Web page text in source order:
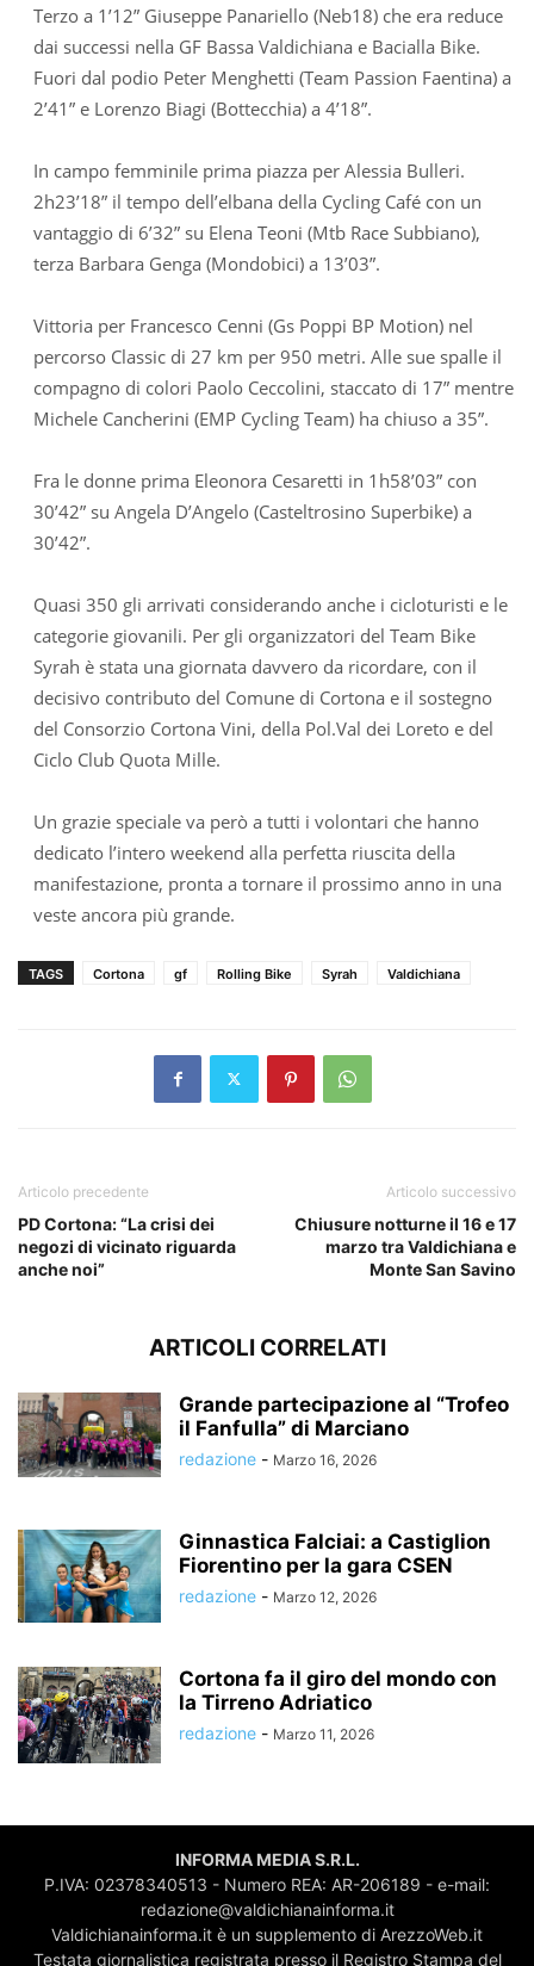
Terzo a 1’12” Giuseppe Panariello (Neb18) che era reduce
dai successi nella GF Bassa Valdichiana e Bacialla Bike.
Fuori dal podio Peter Menghetti (Team Passion Faentina) a
2’41” e Lorenzo Biagi (Bottecchia) a 4’18”.
In campo femminile prima piazza per Alessia Bulleri.
2h23’18” il tempo dell’elbana della Cycling Café con un
vantaggio di 6’32” su Elena Teoni (Mtb Race Subbiano),
terza Barbara Genga (Mondobici) a 13’03”.
Vittoria per Francesco Cenni (Gs Poppi BP Motion) nel
percorso Classic di 27 km per 950 metri. Alle sue spalle il
compagno di colori Paolo Ceccolini, staccato di 17” mentre
Michele Cancherini (EMP Cycling Team) ha chiuso a 35”.
Fra le donne prima Eleonora Cesaretti in 1h58’03” con
30’42” su Angela D’Angelo (Casteltrosino Superbike) a
30’42”.
Quasi 350 gli arrivati considerando anche i cicloturisti e le
categorie giovanili. Per gli organizzatori del Team Bike
Syrah è stata una giornata davvero da ricordare, con il
decisivo contributo del Comune di Cortona e il sostegno
del Consorzio Cortona Vini, della Pol.Val dei Loreto e del
Ciclo Club Quota Mille.
Un grazie speciale va però a tutti i volontari che hanno
dedicato l’intero weekend alla perfetta riuscita della
manifestazione, pronta a tornare il prossimo anno in una
veste ancora più grande.
TAGS Cortona gf Rolling Bike Syrah Valdichiana
Articolo precedente
PD Cortona: “La crisi dei
negozi di vicinato riguarda
anche noi”
Articolo successivo
Chiusure notturne il 16 e 17
marzo tra Valdichiana e
Monte San Savino
ARTICOLI CORRELATI
Grande partecipazione al “Trofeo
il Fanfulla” di Marciano
redazione - Marzo 16, 2026
Ginnastica Falciai: a Castiglion
Fiorentino per la gara CSEN
redazione - Marzo 12, 2026
Cortona fa il giro del mondo con
la Tirreno Adriatico
redazione - Marzo 11, 2026
INFORMA MEDIA S.R.L.
P.IVA: 02378340513 - Numero REA: AR-206189 - e-mail:
redazione@valdichianainforma.it
Valdichianainforma.it è un supplemento di ArezzoWeb.it
Testata giornalistica registrata presso il Registro Stampa del